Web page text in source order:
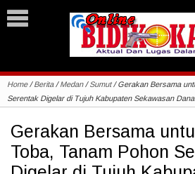
Home/Berita/Medan/Sumut/Gerakan Bersama
Serentak Digelar di Tujuh Kabupaten Sekawasan
Gerakan Bersama
Toba, Tanam Pohon